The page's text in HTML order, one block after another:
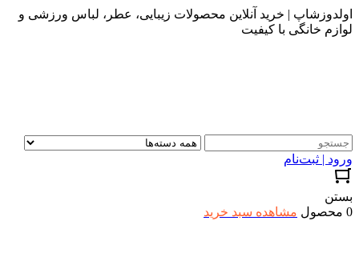
اولدوزشاپ | خرید آنلاین محصولات زیبایی، عطر، لباس ورزشی و
لوازم خانگی با کیفیت
ورود | ثبت‌نام
بستن
0 محصول
مشاهده سبد خرید